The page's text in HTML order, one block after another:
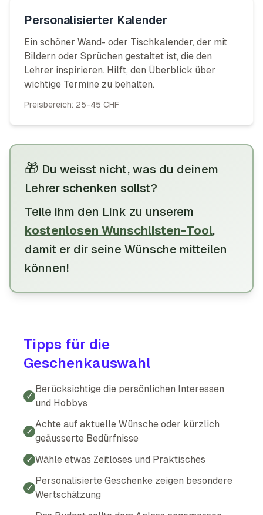
Personalisierter Kalender
Ein schöner Wand- oder Tischkalender, der mit
Bildern oder Sprüchen gestaltet ist, die den
Lehrer inspirieren. Hilft, den Überblick über
wichtige Termine zu behalten.
Preisbereich: 25-45 CHF
🎁 Du weisst nicht, was du deinem
Lehrer schenken sollst?
Teile ihm den Link zu unserem
kostenlosen Wunschlisten-Tool,
damit er dir seine Wünsche mitteilen
können!
Tipps für die
Geschenkauswahl
✓
Berücksichtige die persönlichen Interessen
und Hobbys
✓
Achte auf aktuelle Wünsche oder kürzlich
geäusserte Bedürfnisse
✓Wähle etwas Zeitloses und Praktisches
✓
Personalisierte Geschenke zeigen besondere
Wertschätzung